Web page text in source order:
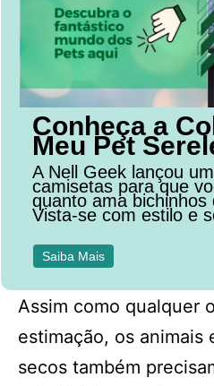
Conheça a
Meu Pet
A Nell Geek lançou
camisetas para que
quanto ama bichinhos
Vista-se com estilo e
Saiba Mais
Assim como qualquer
estimação, os animais
secos também